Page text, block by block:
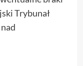
Trybunał